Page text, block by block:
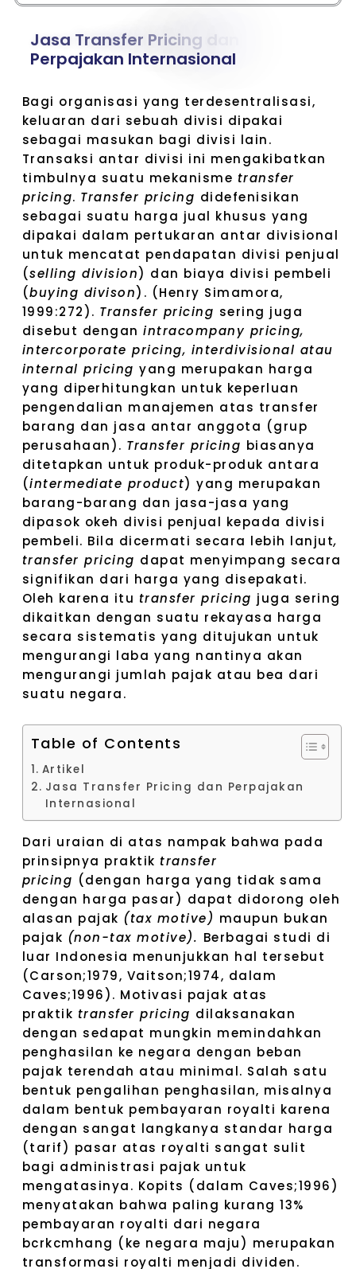
Jasa Transfer Pricing
Perpajakan Internasional
Bagi organisasi yang terdesentralisasi,
keluaran dari sebuah divisi dipakai
sebagai masukan bagi divisi lain.
Transaksi antar divisi ini mengakibatkan
timbulnya suatu mekanisme transfer
pricing. Transfer pricing didefenisikan
sebagai suatu harga jual khusus yang
dipakai dalam pertukaran antar divisional
untuk mencatat pendapatan divisi penjual
(selling division) dan biaya divisi pembeli
(buying divison). (Henry Simamora,
1999:272). Transfer pricing sering juga
disebut denganintracompany pricing,
intercorporate pricing, interdivisional atau
internal pricingyang merupakan harga
yang diperhitungkan untuk keperluan
pengendalian manajemen atas transfer
barang dan jasa antar anggota (grup
perusahaan). Transfer pricing biasanya
ditetapkan untuk produk-produk antara
(intermediate product) yang merupakan
barang-barang dan jasa-jasa yang
dipasok okeh divisi penjual kepada divisi
pembeli. Bila dicermati secara lebih lanjut,
transfer pricing dapat menyimpang secara
signifikan dari harga yang disepakati.
Oleh karena itu transfer pricing juga sering
dikaitkan dengan suatu rekayasa harga
secara sistematis yang ditujukan untuk
mengurangi laba yang nantinya akan
mengurangi jumlah pajak atau bea dari
suatu negara.
Table of Contents
Artikel
Jasa Transfer Pricing dan Perpajakan
Internasional
Dari uraian di atas nampak bahwa pada
prinsipnya praktik transfer
pricing (dengan harga yang tidak sama
dengan harga pasar) dapat didorong oleh
alasan pajak (tax motive) maupun bukan
pajak (non-tax motive). Berbagai studi di
luar Indonesia menunjukkan hal tersebut
(Carson;1979, Vaitson;1974, dalam
Caves;1996). Motivasi pajak atas
praktik transfer pricing dilaksanakan
dengan sedapat mungkin memindahkan
penghasilan ke negara dengan beban
pajak terendah atau minimal. Salah satu
bentuk pengalihan penghasilan, misalnya
dalam bentuk pembayaran royalti karena
dengan sangat langkanya standar harga
(tarif) pasar atas royalti sangat sulit
bagi administrasi pajak untuk
mengatasinya. Kopits (dalam Caves;1996)
menyatakan bahwa paling kurang 13%
pembayaran royalti dari negara
bcrkcmhang (ke negara maju) merupakan
transformasi royalti menjadi dividen.